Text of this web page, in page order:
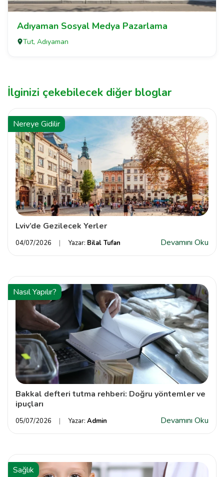
Adıyaman Sosyal Medya Pazarlama
Tut, Adıyaman
İlginizi çekebilecek diğer bloglar
Nereye Gidilir
Lviv’de Gezilecek Yerler
04/07/2026 Yazar: Bilal Tufan Devamını Oku
Nasıl Yapılır?
Bakkal defteri tutma rehberi: Doğru yöntemler ve
ipuçları
05/07/2026 Yazar: Admin Devamını Oku
Sağlık